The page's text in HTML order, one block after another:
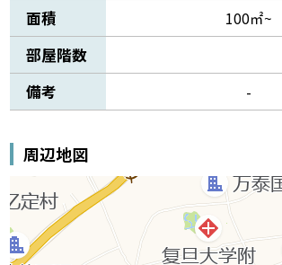
面積 100㎡~
部屋階数
備考
-
周辺地図